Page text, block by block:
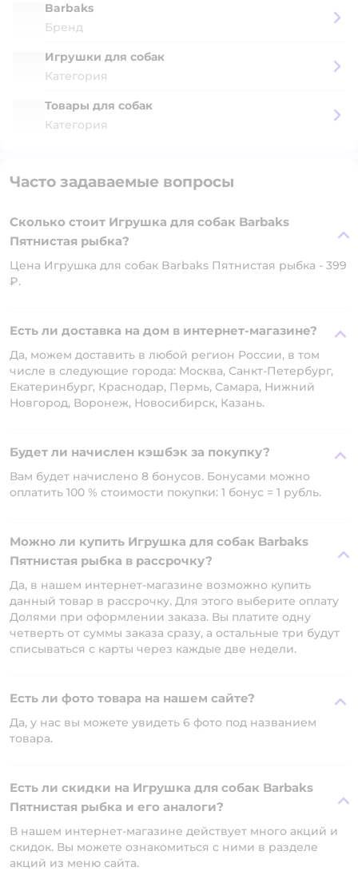
Barbaks
Бренд
Игрушки для собак
Категория
Товары для собак
Категория
Часто задаваемые вопросы
Сколько стоит Игрушка для собак Barbaks
Пятнистая рыбка?
Цена Игрушка для собак Barbaks Пятнистая рыбка - 399
₽.
Есть ли доставка на дом в интернет-магазине?
Да, можем доставить в любой регион России, в том
числе в следующие города: Москва, Санкт-Петербург,
Екатеринбург, Краснодар, Пермь, Самара, Нижний
Новгород, Воронеж, Новосибирск, Казань.
Будет ли начислен кэшбэк за покупку?
Вам будет начислено 8 бонусов. Бонусами можно
оплатить 100 % стоимости покупки: 1 бонус = 1 рубль.
Можно ли купить Игрушка для собак Barbaks
Пятнистая рыбка в рассрочку?
Да, в нашем интернет-магазине возможно купить
данный товар в рассрочку. Для этого выберите оплату
Долями при оформлении заказа. Вы платите одну
четверть от суммы заказа сразу, а остальные три будут
списываться с карты через каждые две недели.
Есть ли фото товара на нашем сайте?
Да, у нас вы можете увидеть 6 фото под названием
товара.
Есть ли скидки на Игрушка для собак Barbaks
Пятнистая рыбка и его аналоги?
В нашем интернет-магазине действует много акций и
скидок. Вы можете ознакомиться с ними в разделе
акций из меню сайта.